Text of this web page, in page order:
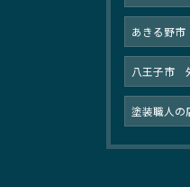
あきる野市
八王子市
塗装職人の